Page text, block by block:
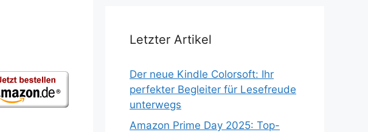
Letzter Artikel
Der neue Kindle Colorsoft: Ihr
perfekter Begleiter für Lesefreude
unterwegs
Amazon Prime Day 2025: Top-